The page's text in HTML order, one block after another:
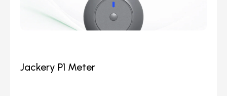
Jackery P1 Meter